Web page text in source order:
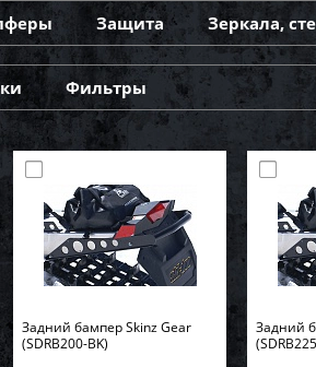
Защита Зеркала,
Фильтры
Задний бампер Skinz Gear
(SDRB200-BK)
Задний